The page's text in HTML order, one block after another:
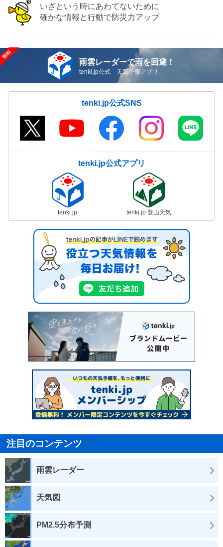
いざという時にあわてないために
確かな情報と行動で防災力アップ
雨雲レーダーで雨を回避！
tenki.jp公式 天気予報アプリ
tenki.jp公式SNS
tenki.jp公式アプリ
tenki.jp tenki.jp 登山天気
注目のコンテンツ
雨雲レーダー
天気図
PM2.5分布予測